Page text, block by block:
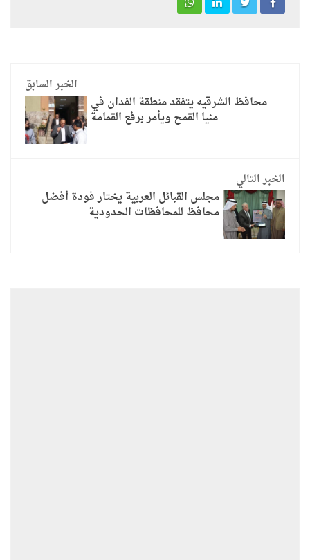
الخبر السابق
محافظ الشرقيه يتفقد منطقة الفدان في
منيا القمح ويأمر برفع القمامة
الخبر التالي
مجلس القبائل العربية يختار فودة أفضل
محافظ للمحافظات الحدودية